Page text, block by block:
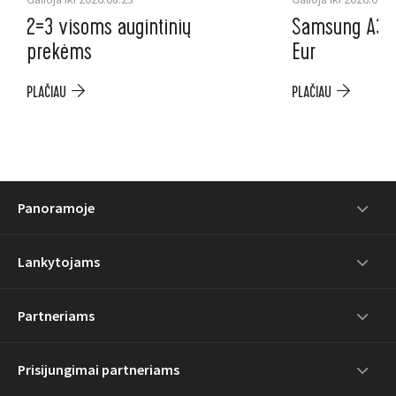
2=3 visoms augintinių
prekėms
PLAČIAU
Samsung
Eur
PLAČIAU
Panoramoje
Lankytojams
Partneriams
Prisijungimai partneriams